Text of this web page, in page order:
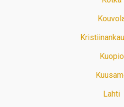
Kuopio
Lahti